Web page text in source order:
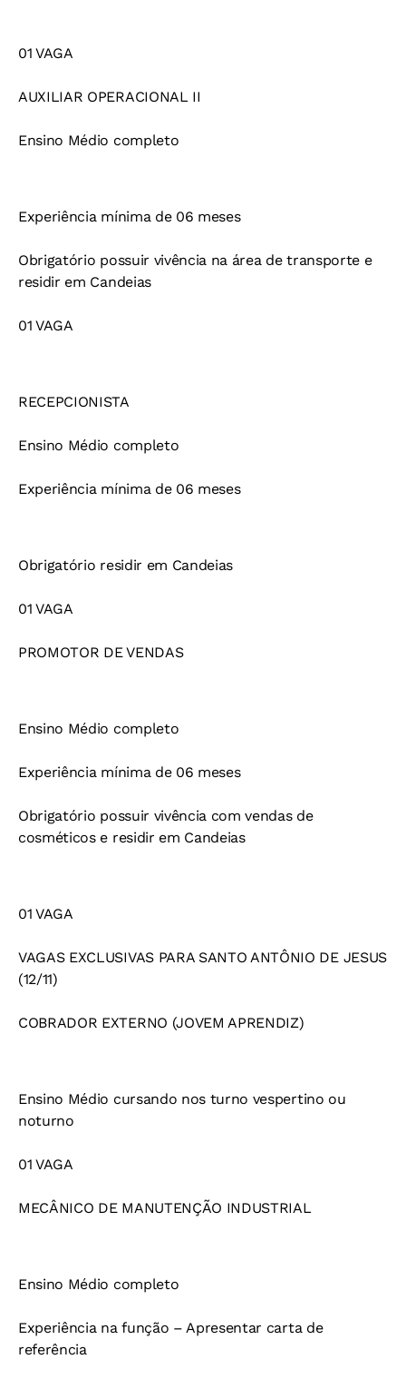
01 VAGA
AUXILIAR OPERACIONAL II
Ensino Médio completo
Experiência mínima de 06 meses
Obrigatório possuir vivência na área de transporte e
residir em Candeias
01 VAGA
RECEPCIONISTA
Ensino Médio completo
Experiência mínima de 06 meses
Obrigatório residir em Candeias
01 VAGA
PROMOTOR DE VENDAS
Ensino Médio completo
Experiência mínima de 06 meses
Obrigatório possuir vivência com vendas de
cosméticos e residir em Candeias
01 VAGA
VAGAS EXCLUSIVAS PARA SANTO ANTÔNIO DE JESUS
(12/11)
COBRADOR EXTERNO (JOVEM APRENDIZ)
Ensino Médio cursando nos turno vespertino ou
noturno
01 VAGA
MECÂNICO DE MANUTENÇÃO INDUSTRIAL
Ensino Médio completo
Experiência na função – Apresentar carta de
referência